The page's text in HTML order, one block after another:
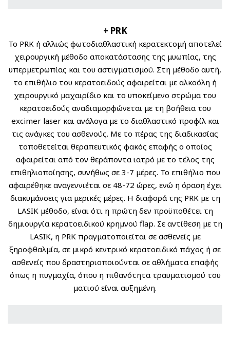
+ PRK
To PRK ή αλλιώς φωτοδιαθλαστική κερατεκτομή αποτελεί
χειρουργική μέθοδο αποκατάστασης της μυωπίας, της
υπερμετρωπίας και του αστιγματισμού. Στη μέθοδο αυτή,
το επιθήλιο του κερατοειδούς αφαιρείται με αλκοόλη ή
χειρουργικό μαχαιρίδιο και το υποκείμενο στρώμα του
κερατοειδούς αναδιαμορφώνεται με τη βοήθεια του
excimer laser και ανάλογα με το διαθλαστικό προφίλ και
τις ανάγκες του ασθενούς. Με το πέρας της διαδικασίας
τοποθετείται θεραπευτικός φακός επαφής ο οποίος
αφαιρείται από τον θεράποντα ιατρό με το τέλος της
επιθηλιοποίησης, συνήθως σε 3-7 μέρες. Το επιθήλιο που
αφαιρέθηκε αναγεννιέται σε 48-72 ώρες, ενώ η όραση έχει
διακυμάνσεις για μερικές μέρες. Η διαφορά της PRK με τη
LASIK μέθοδο, είναι ότι η πρώτη δεν προϋποθέτει τη
δημιουργία κερατοειδικού κρημνού flap. Σε αντίθεση με τη
LASIK, η PRK πραγματοποιείται σε ασθενείς με
ξηροφθαλμία, σε μικρό κεντρικό κερατοειδικό πάχος ή σε
ασθενείς που δραστηριοποιούνται σε αθλήματα επαφής
όπως η πυγμαχία, όπου η πιθανότητα τραυματισμού του
ματιού είναι αυξημένη.